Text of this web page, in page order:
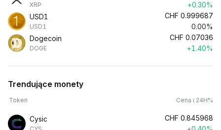
XRP
+0.30%
USD1
USD1
CHF 0.999687
0.00%
Dogecoin
DOGE
CHF 0.07036
+1.40%
Trendujące monety
Token Cena i 24H%
Cysic CHF 0.845968